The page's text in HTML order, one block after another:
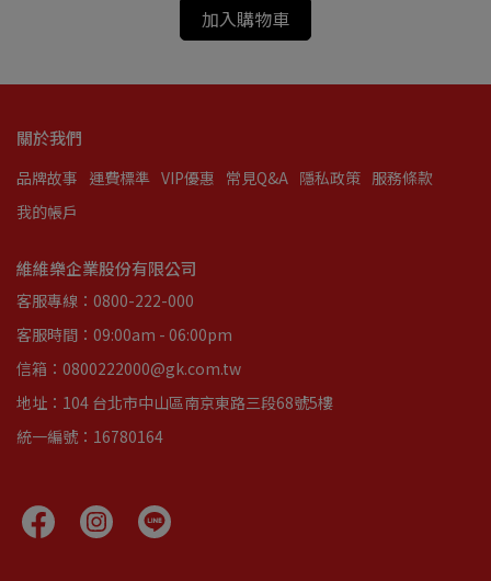
加入購物車
關於我們
品牌故事 運費標準 VIP優惠 常見Q&A 隱私政策 服務條款
我的帳戶
維維樂企業股份有限公司
客服專線：0800-222-000
客服時間：09:00am - 06:00pm
信箱：0800222000@gk.com.tw
地址：104 台北市中山區南京東路三段68號5樓
統一編號：16780164